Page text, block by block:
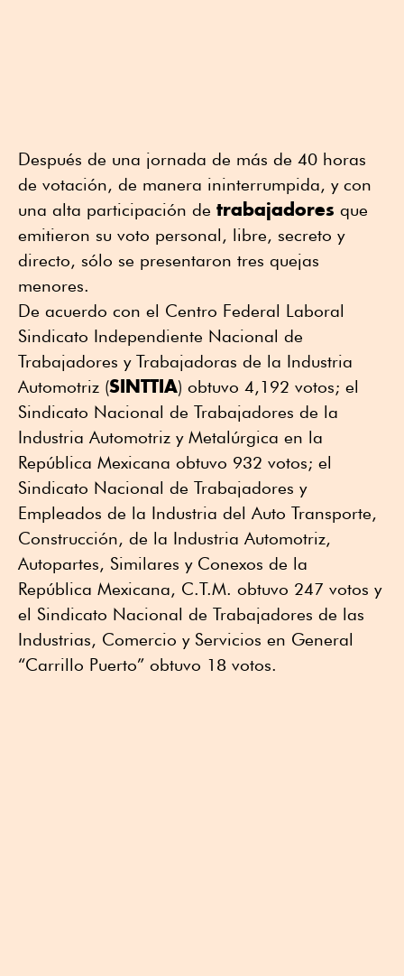
Después de una jornada de más de 40 horas
de votación, de manera ininterrumpida, y con
una alta participación de trabajadores que
emitieron su voto personal, libre, secreto y
directo, sólo se presentaron tres quejas
menores.
De acuerdo con el Centro Federal Laboral
Sindicato Independiente Nacional de
Trabajadores y Trabajadoras de la Industria
Automotriz (SINTTIA) obtuvo 4,192 votos; el
Sindicato Nacional de Trabajadores de la
Industria Automotriz y Metalúrgica en la
República Mexicana obtuvo 932 votos; el
Sindicato Nacional de Trabajadores y
Empleados de la Industria del Auto Transporte,
Construcción, de la Industria Automotriz,
Autopartes, Similares y Conexos de la
República Mexicana, C.T.M. obtuvo 247 votos y
el Sindicato Nacional de Trabajadores de las
Industrias, Comercio y Servicios en General
“Carrillo Puerto” obtuvo 18 votos.